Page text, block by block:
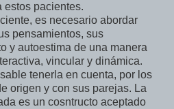
estos pacientes.
es necesario abordar
pensamientos, sus
y autoestima de una manera
vincular y dinámica.
tenerla en cuenta, por los
origen y con sus parejas. La
es un cosntructo aceptado